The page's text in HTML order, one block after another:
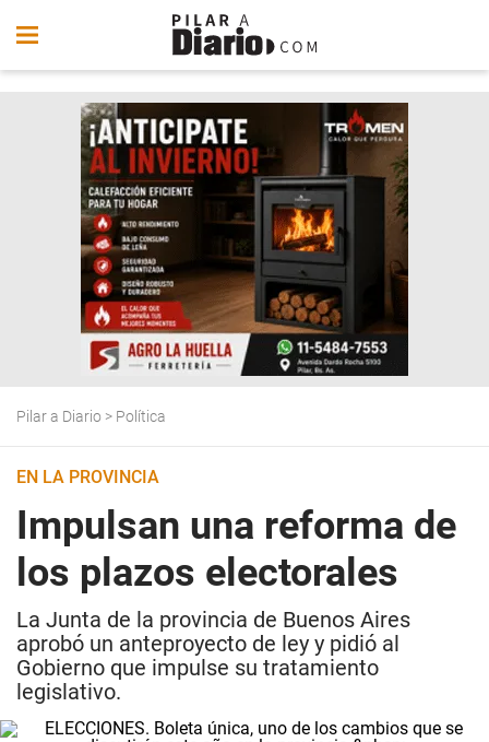
Pilar a Diario > Política
EN LA PROVINCIA
Impulsan una reforma de
los plazos electorales
La Junta de la provincia de Buenos Aires
aprobó un anteproyecto de ley y pidió al
Gobierno que impulse su tratamiento
legislativo.